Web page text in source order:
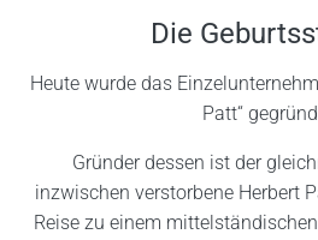
Die
Heute wurde das
Patt“
Gründer dessen ist der
inzwischen verstorbene Herbert
Reise zu einem